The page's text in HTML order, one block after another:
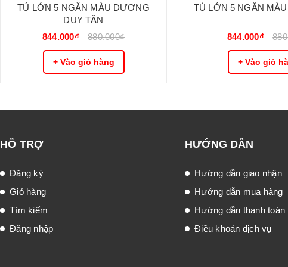
TỦ LỚN 5 NGĂN MÀU DƯƠNG
DUY TÂN
844.000₫
880.000₫
+ Vào giỏ hàng
TỦ LỚN 5 NGĂN
844.000₫
+ Vào giỏ
HỖ TRỢ
Đăng ký
Giỏ hàng
Tìm kiếm
Đăng nhập
HƯỚNG DẪN
Hướng dẫn giao nhận
Hướng dẫn mua hàng
Hướng dẫn thanh toán
Điều khoản dịch vụ